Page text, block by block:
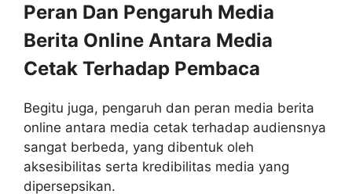
Peran Dan Pengaruh Media
Berita Online Antara Media
Cetak Terhadap Pembaca
Begitu juga, pengaruh dan peran media berita
online antara media cetak terhadap audiensnya
sangat berbeda, yang dibentuk oleh
aksesibilitas serta kredibilitas media yang
dipersepsikan.